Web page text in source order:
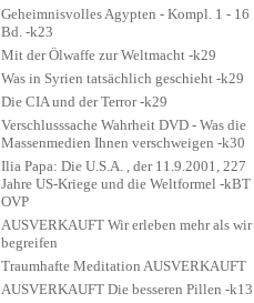
Geheimnisvolles Agypten - Kompl. 1 - 16
Bd. -k23
Mit der Ölwaffe zur Weltmacht -k29
Was in Syrien tatsächlich geschieht -k29
Die CIA und der Terror -k29
Verschlusssache Wahrheit DVD - Was die
Massenmedien Ihnen verschweigen -k30
Ilia Papa: Die U.S.A. , der 11.9.2001, 227
Jahre US-Kriege und die Weltformel -kBT
OVP
AUSVERKAUFT Wir erleben mehr als wir
begreifen
Traumhafte Meditation AUSVERKAUFT
AUSVERKAUFT Die besseren Pillen -k13